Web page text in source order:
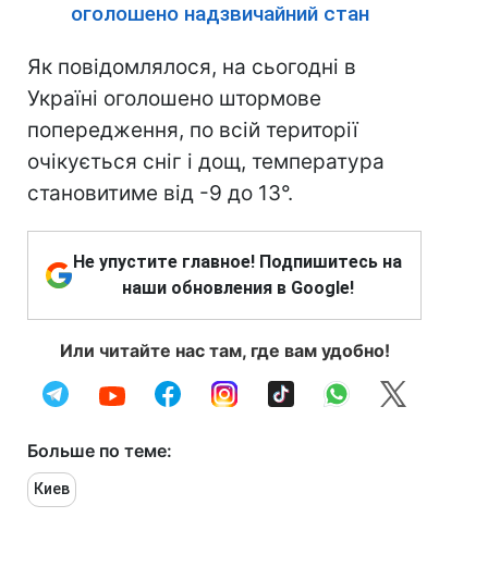
оголошено надзвичайний стан
Як повідомлялося, на сьогодні в
Україні оголошено штормове
попередження, по всій території
очікується сніг і дощ, температура
становитиме від -9 до 13°.
Не упустите главное! Подпишитесь на
наши обновления в Google!
Или читайте нас там, где вам удобно!
Больше по теме:
Киев